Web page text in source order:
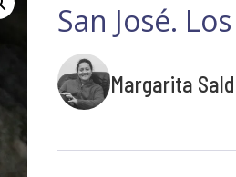
San José.
Margarita